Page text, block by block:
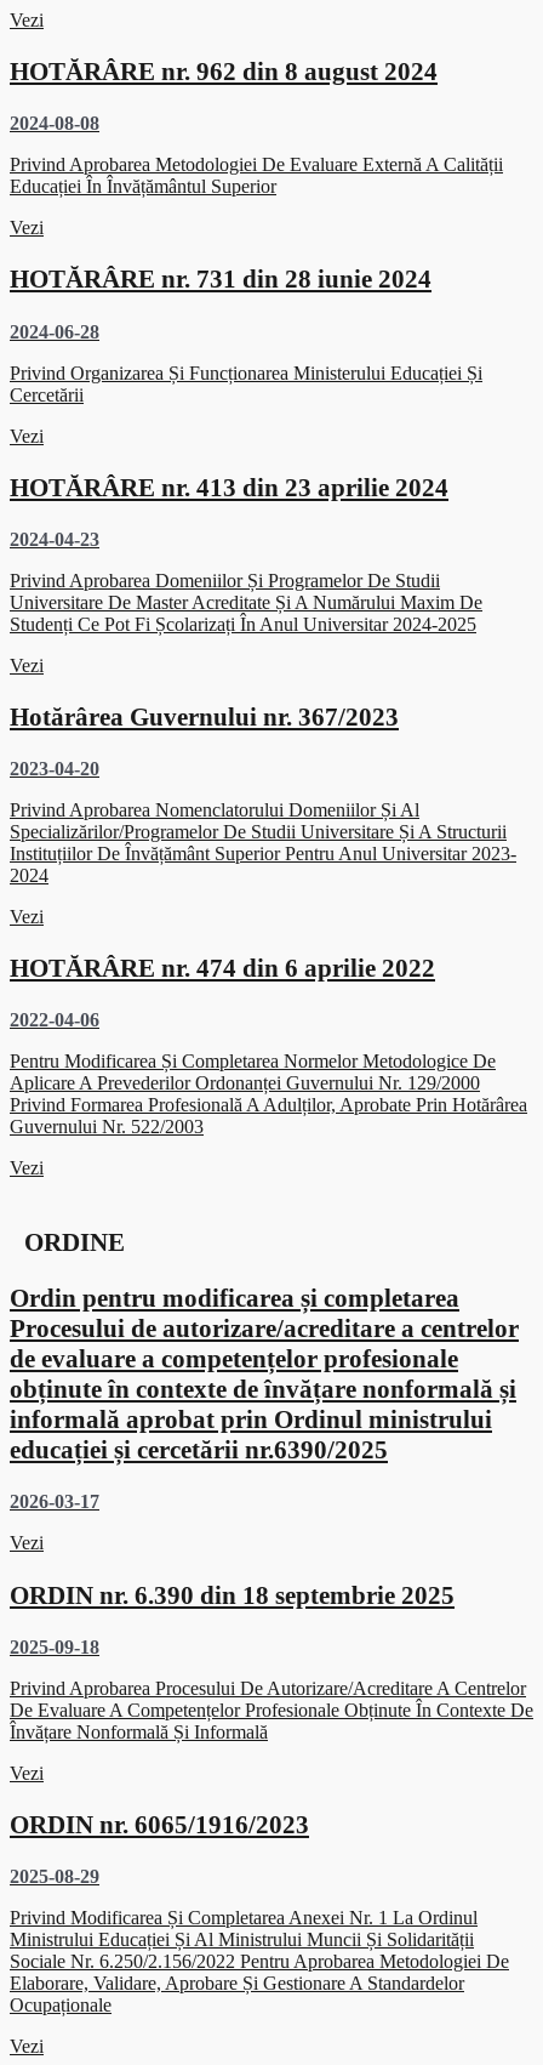
Vezi
HOTĂRÂRE nr. 962 din 8 august 2024
2024-08-08
Privind Aprobarea Metodologiei De Evaluare Externă A Calității
Educației În Învățământul Superior
Vezi
HOTĂRÂRE nr. 731 din 28 iunie 2024
2024-06-28
Privind Organizarea Și Funcționarea Ministerului Educației Și
Cercetării
Vezi
HOTĂRÂRE nr. 413 din 23 aprilie 2024
2024-04-23
Privind Aprobarea Domeniilor Și Programelor De Studii
Universitare De Master Acreditate Și A Numărului Maxim De
Studenți Ce Pot Fi Școlarizați În Anul Universitar 2024-2025
Vezi
Hotărârea Guvernului nr. 367/2023
2023-04-20
Privind Aprobarea Nomenclatorului Domeniilor Și Al
Specializărilor/programelor De Studii Universitare Și A Structurii
Instituțiilor De Învățământ Superior Pentru Anul Universitar 2023-
2024
Vezi
HOTĂRÂRE nr. 474 din 6 aprilie 2022
2022-04-06
Pentru Modificarea Și Completarea Normelor Metodologice De
Aplicare A Prevederilor Ordonanței Guvernului Nr. 129/2000
Privind Formarea Profesională A Adulților, Aprobate Prin Hotărârea
Guvernului Nr. 522/2003
Vezi
ORDINE
Ordin pentru modificarea și completarea
Procesului de autorizare/acreditare a centrelor
de evaluare a competențelor profesionale
obținute în contexte de învățare nonformală și
informală aprobat prin Ordinul ministrului
educației și cercetării nr.6390/2025
2026-03-17
Vezi
ORDIN nr. 6.390 din 18 septembrie 2025
2025-09-18
Privind Aprobarea Procesului De Autorizare/acreditare A Centrelor
De Evaluare A Competențelor Profesionale Obținute În Contexte De
Învățare Nonformală Și Informală
Vezi
ORDIN nr. 6065/1916/2023
2025-08-29
Privind Modificarea Și Completarea Anexei Nr. 1 La Ordinul
Ministrului Educației Și Al Ministrului Muncii Și Solidarității
Sociale Nr. 6.250/2.156/2022 Pentru Aprobarea Metodologiei De
Elaborare, Validare, Aprobare Și Gestionare A Standardelor
Ocupaționale
Vezi